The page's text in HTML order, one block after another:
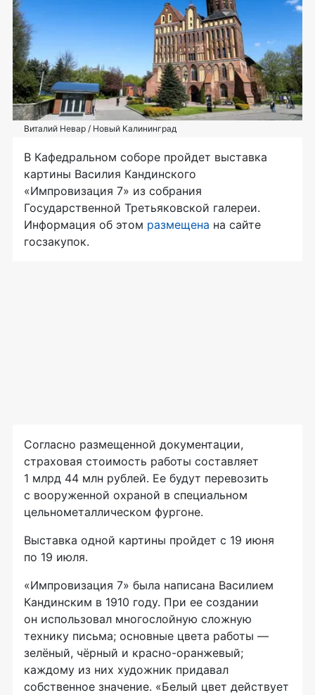
Виталий Невар / Новый Калининград
В Кафедральном соборе пройдет выставка
картины Василия Кандинского
«Импровизация 7» из собрания
Государственной Третьяковской галереи.
Информация об этом размещена на сайте
госзакупок.
Согласно размещенной документации,
страховая стоимость работы составляет
1 млрд 44 млн рублей. Ее будут перевозить
с вооруженной охраной в специальном
цельнометаллическом фургоне.
Выставка одной картины пройдет с 19 июня
по 19 июля.
«Импровизация 7» была написана Василием
Кандинским в 1910 году. При ее создании
он использовал многослойную сложную
технику письма; основные цвета работы —
зелёный, чёрный и красно-оранжевый;
каждому из них художник придавал
собственное значение. «Белый цвет действует